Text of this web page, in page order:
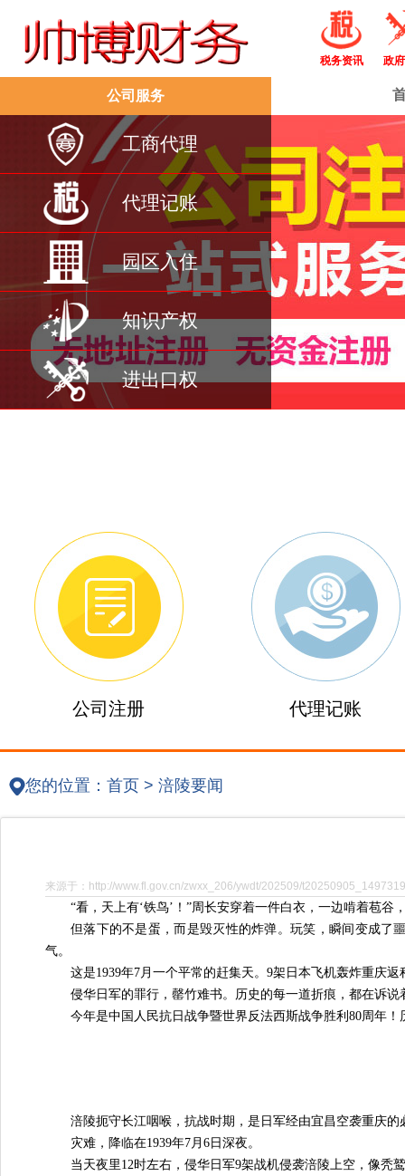
税务资讯 政
公司服务
工商代理
代理记账
园区入住
知识产权
进出口权
公司注册 代理记账
您的位置： 首页 > 涪陵要闻
来源于：http://www.fl.gov.cn/zwxx_206/ywdt/202509/
“看，天上有‘铁鸟’！”周长安穿着一件白衣，一边啃着苞
但落下的不是蛋，而是毁灭性的炸弹。玩笑，瞬间变成了
气。
这是1939年7月一个平常的赶集天。9架日本飞机轰炸重庆
侵华日军的罪行，罄竹难书。历史的每一道折痕，都在诉
今年是中国人民抗日战争暨世界反法西斯战争胜利80周年
涪陵扼守长江咽喉，抗战时期，是日军经由宜昌空袭重庆
灾难，降临在1939年7月6日深夜。
当天夜里12时左右，侵华日军9架战机侵袭涪陵上空，像秃